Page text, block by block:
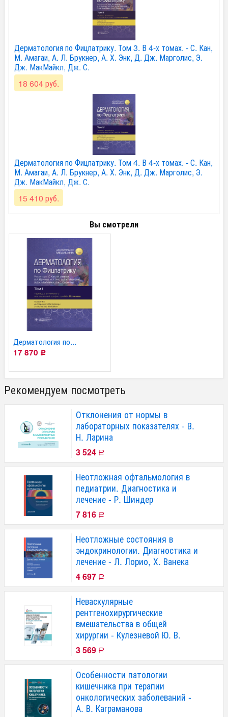
Дерматология по Фицпатрику. Том 3. В 4-х томах. - С. Кан,
М. Амагаи, А. Л. Брукнер, А. Х. Энк, Д. Дж. Марголис, Э.
Дж. МакМайкл, Дж. С.
18 604 руб.
Дерматология по Фицпатрику. Том 4. В 4-х томах. - С. Кан,
М. Амагаи, А. Л. Брукнер, А. Х. Энк, Д. Дж. Марголис, Э.
Дж. МакМайкл, Дж. С.
15 410 руб.
Вы смотрели
Дерматология по...
17 870 Р
Рекомендуем посмотреть
Отклонения от нормы в
лабораторных показателях - В.
Н. Ларина
3 524 Р
Неотложная офтальмология в
педиатрии. Диагностика и
лечение - Р. Шиндер
7 816 Р
Неотложные состояния в
эндокринологии. Диагностика и
лечение - Л. Лорио, Х. Ванека
4 697 Р
Неваскулярные
рентгенохирургические
вмешательства в общей
хирургии - Кулезневой Ю. В.
3 569 Р
Особенности патологии
кишечника при терапии
онкологических заболеваний -
А. В. Каграманова